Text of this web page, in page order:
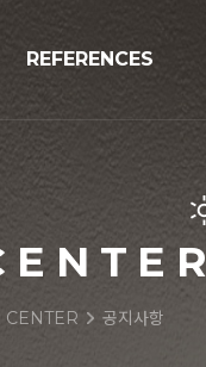
REFERENCES
시공사례
CENTER 공지사항